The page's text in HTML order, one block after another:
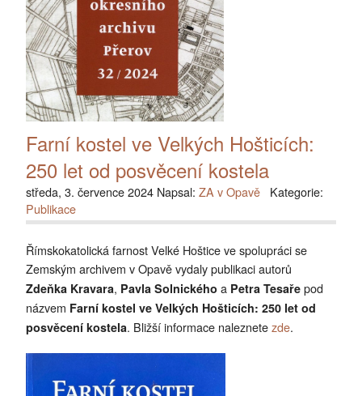
Farní kostel ve Velkých Hošticích:
250 let od posvěcení kostela
středa, 3. července 2024 Napsal: ZA v Opavě Kategorie:
Publikace
Římskokatolická farnost Velké Hoštice ve spolupráci se
Zemským archivem v Opavěvydaly publikaci autorů
Zdeňka Kravara, Pavla Solnického a Petra Tesaře pod
názvem Farní kostel ve Velkých Hošticích: 250 let od
posvěcení kostela. Bližší informace naleznetezde.